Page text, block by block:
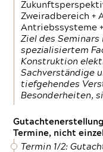
Zweiradbereich +
Antriebssysteme
Ziel des
spezialisiertem
Konstruktion
Sachverständige
tiefgehendes
Besonderheiten,
Termine, nicht
Termin 1/2: